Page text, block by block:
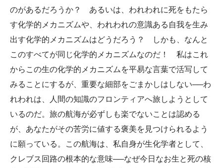
のがあるだろうか？ あるいは、われわれに死をもたら
す化学的メカニズムや、われわれの意識ある自我を生み
出す化学的メカニズムはどうだろう？ しかも、なんと
このすべてが同じ化学的メカニズムなのだ！ 私はこれ
からこの生の化学的メカニズムを平易な言葉で活写して
みることにするが、重要な細部をごまかしはしない──わ
れわれは、人間の知識のフロンティアへ旅しようとして
いるのだ。旅の航海が必ずしも楽でないことは認める
が、あなたがその苦労に値する褒美を見つけられるよう
に願っている。この航海は、私自身が生化学者として、
クレブス回路の根本的な意味──なぜ今日なお生と死の核